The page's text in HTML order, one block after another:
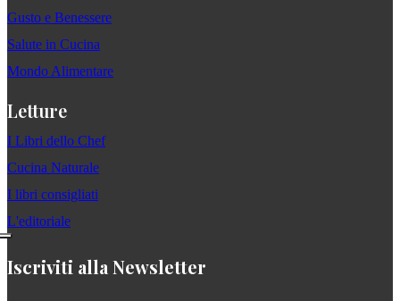
Gusto e Benessere
Salute in Cucina
Mondo Alimentare
Letture
I Libri dello Chef
Cucina Naturale
I libri consigliati
L'editoriale
Iscriviti alla Newsletter